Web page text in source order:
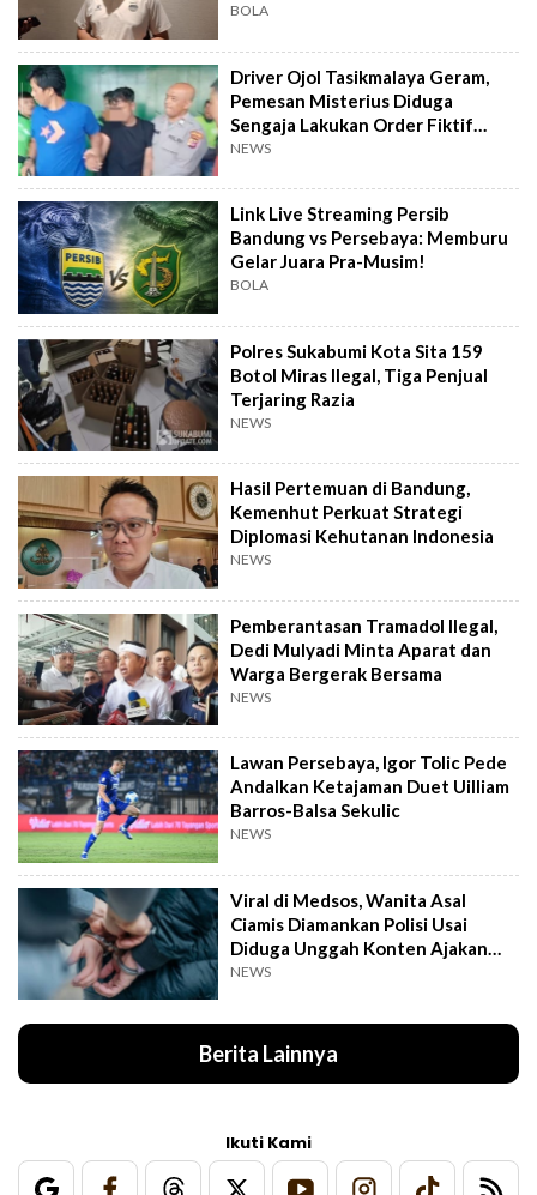
BOLA
Driver Ojol Tasikmalaya Geram,
Pemesan Misterius Diduga
Sengaja Lakukan Order Fiktif
Berulang
NEWS
Link Live Streaming Persib
Bandung vs Persebaya: Memburu
Gelar Juara Pra-Musim!
BOLA
Polres Sukabumi Kota Sita 159
Botol Miras Ilegal, Tiga Penjual
Terjaring Razia
NEWS
Hasil Pertemuan di Bandung,
Kemenhut Perkuat Strategi
Diplomasi Kehutanan Indonesia
NEWS
Pemberantasan Tramadol Ilegal,
Dedi Mulyadi Minta Aparat dan
Warga Bergerak Bersama
NEWS
Lawan Persebaya, Igor Tolic Pede
Andalkan Ketajaman Duet Uilliam
Barros-Balsa Sekulic
NEWS
Viral di Medsos, Wanita Asal
Ciamis Diamankan Polisi Usai
Diduga Unggah Konten Ajakan
Demo
NEWS
Berita Lainnya
Ikuti Kami